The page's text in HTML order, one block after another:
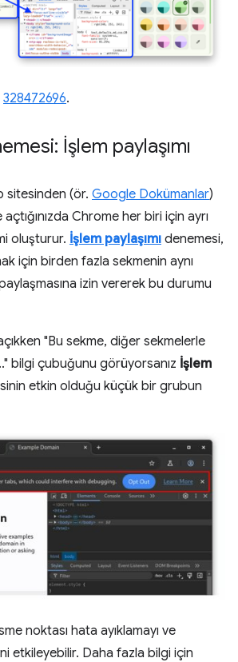
328472696.
İşlem paylaşımı
sitesinden (ör. Google Dokümanlar)
Chrome her biri için ayrı
oluşturur. İşlem paylaşımı denemesi,
için birden fazla sekmenin aynı
izin vererek bu durumu
"Bu sekme, diğer sekmelerle
bilgi çubuğunu görüyorsanız İşlem
etkin olduğu küçük bir grubun
noktası hata ayıklamayı ve
etkileyebilir. Daha fazla bilgi için